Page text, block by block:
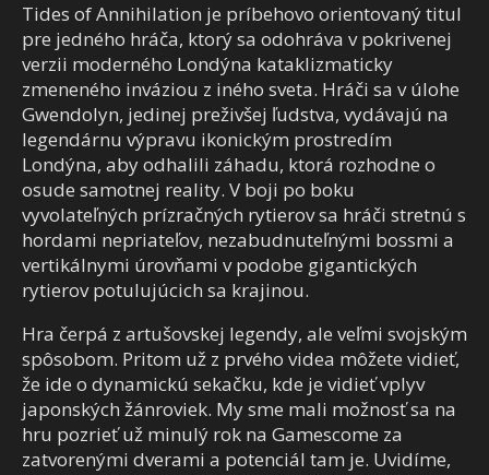
Tides of Annihilation je príbehovo orientovaný titul
pre jedného hráča, ktorý sa odohráva v pokrivenej
verzii moderného Londýna kataklizmaticky
zmeneného inváziou z iného sveta. Hráči sa v úlohe
Gwendolyn, jedinej preživšej ľudstva, vydávajú na
legendárnu výpravu ikonickým prostredím
Londýna, aby odhalili záhadu, ktorá rozhodne o
osude samotnej reality. V boji po boku
vyvolateľných prízračných rytierov sa hráči stretnú s
hordami nepriateľov, nezabudnuteľnými bossmi a
vertikálnymi úrovňami v podobe gigantických
rytierov potulujúcich sa krajinou.
Hra čerpá z artušovskej legendy, ale veľmi svojským
spôsobom. Pritom už z prvého videa môžete vidieť,
že ide o dynamickú sekačku, kde je vidieť vplyv
japonských žánroviek. My sme mali možnosť sa na
hru pozrieť už minulý rok na Gamescome za
zatvorenými dverami a potenciál tam je. Uvidíme,